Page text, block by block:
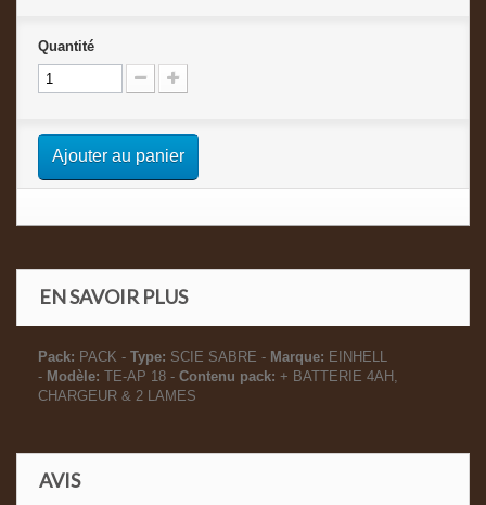
Quantité
Ajouter au panier
EN SAVOIR PLUS
Pack: PACK - Type: SCIE SABRE - Marque: EINHELL
- Modèle: TE-AP 18 - Contenu pack: + BATTERIE 4AH,
CHARGEUR & 2 LAMES
AVIS